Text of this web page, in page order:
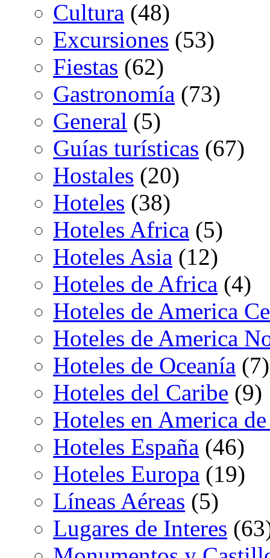
Cultura (48)
Excursiones (53)
Fiestas (62)
Gastronomía (73)
General (5)
Guías turísticas (67)
Hostales (20)
Hoteles (38)
Hoteles Africa (5)
Hoteles Asia (12)
Hoteles de Africa (4)
Hoteles de America
Hoteles de America
Hoteles de Oceanía (7)
Hoteles del Caribe (9)
Hoteles en America
Hoteles España (46)
Hoteles Europa (19)
Líneas Aéreas (5)
Lugares de Interes